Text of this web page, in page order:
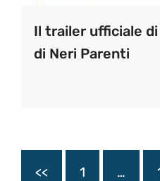
Il trailer ufficiale
di Neri Parenti
<< 1 …